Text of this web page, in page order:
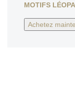
MOTIFS
Achetez